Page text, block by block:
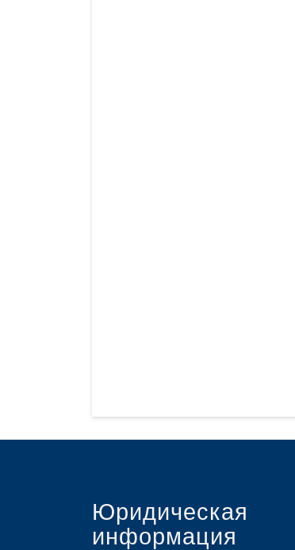
Юридическая
информация